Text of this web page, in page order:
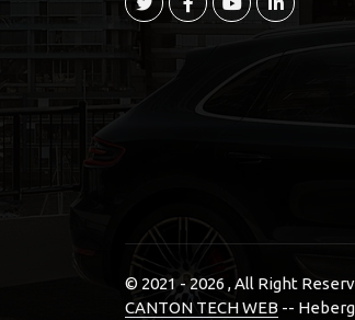
© 2021 - 2026 , All Right
CANTON TECH WEB --